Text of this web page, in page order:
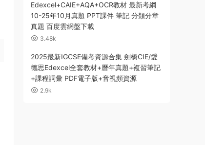
Edexcel+CAIE+AQA+OCR教材 最新考綱
10-25年10月真題 PPT課件 筆記 分類分章
真題 百度雲網盤下載
3.48k
2025最新IGCSE備考資源合集 劍橋CIE/愛
德思Edexcel全套教材+曆年真題+複習筆記
+課程詞彙 PDF電子版+音視頻資源
2.9k